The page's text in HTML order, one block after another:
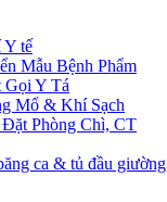
Y tế
Mẫu Bệnh Phẩm
Gọi Y Tá
Mổ & Khí Sạch
Phòng Chì, CT
ca & tủ đầu giường